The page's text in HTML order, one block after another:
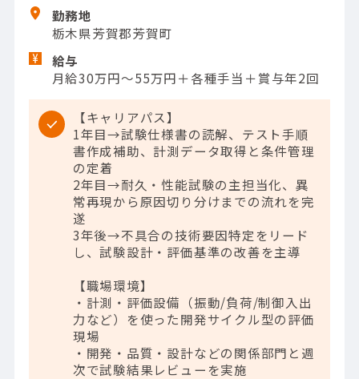
勤務地
栃木県芳賀郡芳賀町
給与
月給30万円～55万円＋各種手当＋賞与年2回
【キャリアパス】
1年目→試験仕様書の読解、テスト手順
書作成補助、計測データ取得と条件管理
の定着
2年目→耐久・性能試験の主担当化、異
常再現から原因切り分けまでの流れを完
遂
3年後→不具合の技術要因特定をリード
し、試験設計・評価基準の改善を主導
【職場環境】
・計測・評価設備（振動/負荷/制御入出
力など）を使った開発サイクル型の評価
現場
・開発・品質・設計などの関係部門と週
次で試験結果レビューを実施